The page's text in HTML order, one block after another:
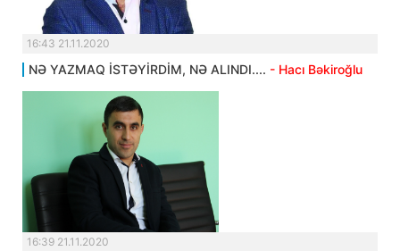
16:43 21.11.2020
NƏ YAZMAQ İSTƏYİRDİM, NƏ ALINDI.... - Hacı Bəkiroğlu
16:39 21.11.2020